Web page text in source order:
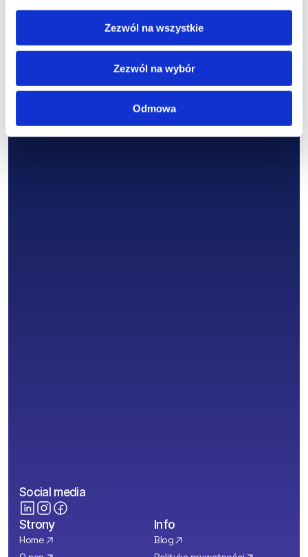
Zezwól na wszystkie
Zezwól na wybór
Odmowa
Social media
Strony
Home
Info
Blog